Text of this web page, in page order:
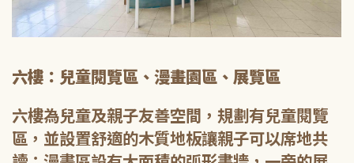
六樓：兒童閱覽區、漫畫園區、展覽區
六樓為兒童及親子友善空間，規劃有兒童閱覽
區，並設置舒適的木質地板讓親子可以席地共